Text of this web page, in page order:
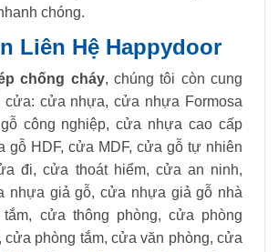
chóng.
Liên Hệ Happydoor
chống cháy, chúng tôi còn cung
cửa: cửa nhựa, cửa nhựa Formosa
công nghiệp, cửa nhựa cao cấp
gỗ HDF, cửa MDF, cửa gỗ tự nhiên
đi, cửa thoát hiểm, cửa an ninh,
nhựa giả gỗ, cửa nhựa giả gỗ nhà
cửa thông phòng, cửa phòng
cửa phòng tắm, cửa văn phòng, cửa